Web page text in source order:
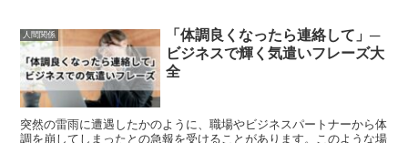
人間関係
「体調良くなったら連絡して」─
ビジネスで輝く気遣いフレーズ大
全
突然の雷雨に遭遇したかのように、職場やビジネスパートナーから体
調を崩してしまったとの急報を受けることがあります。このような場